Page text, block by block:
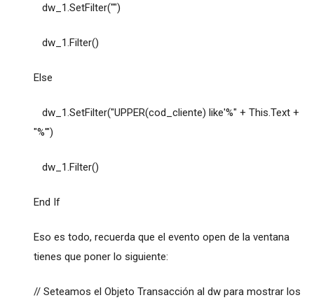
dw_1.SetFilter("")
dw_1.Filter()
Else
dw_1.SetFilter("UPPER(cod_cliente) like'%" + This.Text +
"%'")
dw_1.Filter()
End If
Eso es todo, recuerda que el evento open de la ventana
tienes que poner lo siguiente:
// Seteamos el Objeto Transacción al dw para mostrar los